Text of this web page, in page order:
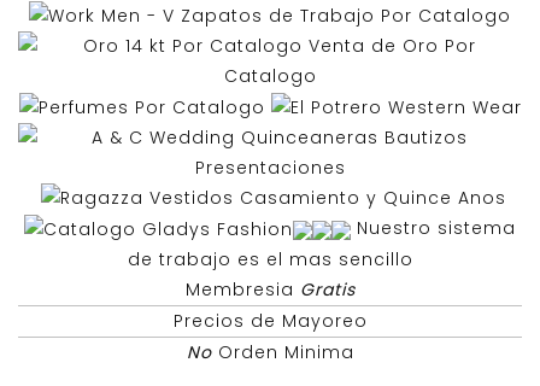
Nuestro sistema
de trabajo es el mas sencillo
Membresia Gratis
Precios de Mayoreo
NoOrden Minima